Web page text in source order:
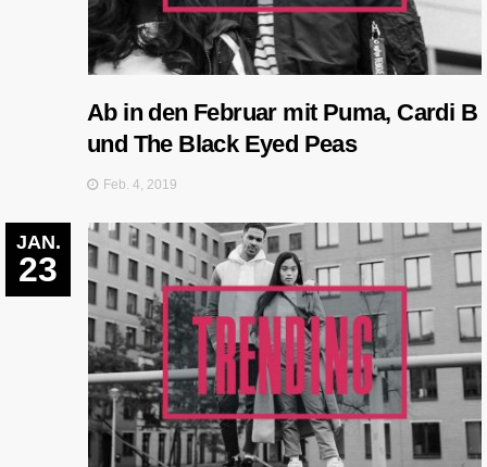
Ab in den Februar mit Puma, Cardi B
und The Black Eyed Peas
Feb. 4, 2019
JAN.
23